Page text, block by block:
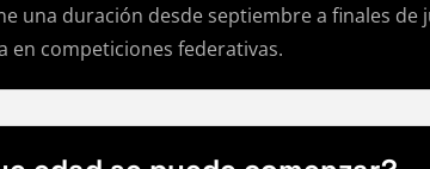
una duración desde septiembre a finales
en competiciones federativas.